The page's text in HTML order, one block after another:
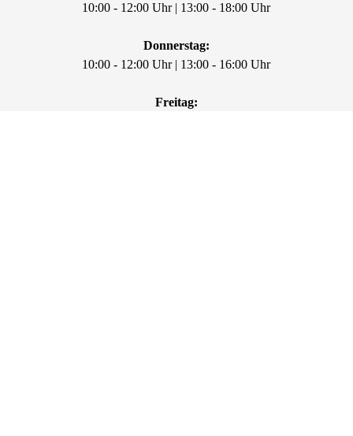
10:00 - 12:00 Uhr | 13:00 - 18:00 Uhr
Donnerstag:
10:00 - 12:00 Uhr | 13:00 - 16:00 Uhr
Freitag: